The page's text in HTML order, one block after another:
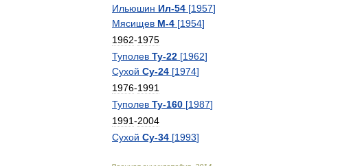
Ильюшин Ил-54 [1957]
Мясищев М-4 [1954]
1962-1975
Туполев Ту-22 [1962]
Сухой Су-24 [1974]
1976-1991
Туполев Ту-160 [1987]
1991-2004
Сухой Су-34 [1993]